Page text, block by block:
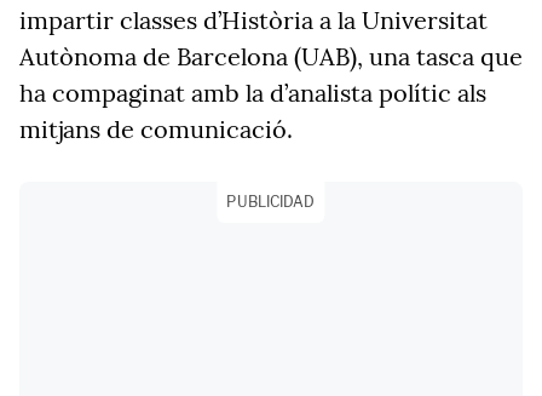
impartir classes d’Història a la Universitat
Autònoma de Barcelona (UAB), una tasca que
ha compaginat amb la d’analista polític als
mitjans de comunicació.
PUBLICIDAD